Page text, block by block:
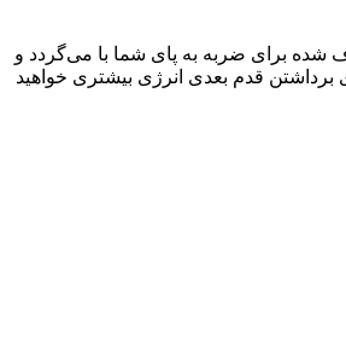
شده برای ضربه به پای شما با می‌گردد و
برداشتن قدم بعدی انرژی بیشتری خواهید